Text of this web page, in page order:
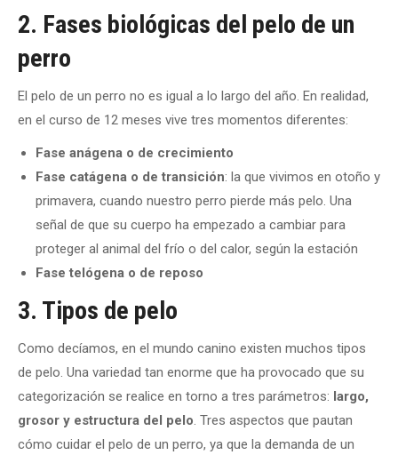
2. Fases biológicas del pelo de un
perro
El pelo de un perro no es igual a lo largo del año. En realidad,
en el curso de 12 meses vive tres momentos diferentes:
Fase anágena o de crecimiento
Fase catágena o de transición: la que vivimos en otoño y
primavera, cuando nuestro perro pierde más pelo. Una
señal de que su cuerpo ha empezado a cambiar para
proteger al animal del frío o del calor, según la estación
Fase telógena o de reposo
3. Tipos de pelo
Como decíamos, en el mundo canino existen muchos tipos
de pelo. Una variedad tan enorme que ha provocado que su
categorización se realice en torno a tres parámetros: largo,
grosor y estructura del pelo. Tres aspectos que pautan
cómo cuidar el pelo de un perro, ya que la demanda de un